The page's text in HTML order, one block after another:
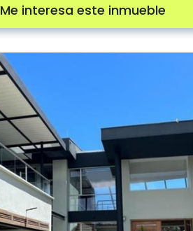
Me interesa este inmueble